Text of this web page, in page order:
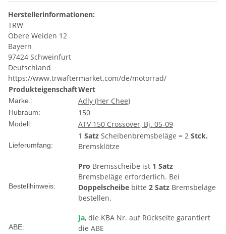
Herstellerinformationen:
TRW
Obere Weiden 12
Bayern
97424 Schweinfurt
Deutschland
https://www.trwaftermarket.com/de/motorrad/
ProdukteigenschaftWert
Marke.: Adly (Her Chee)
Hubraum: 150
Modell: ATV 150 Crossover, Bj. 05-09
Lieferumfang:
1 Satz Scheibenbremsbeläge = 2 Stck.
Bremsklötze
Bestellhinweis:
Pro Bremsscheibe ist 1 Satz
Bremsbeläge erforderlich. Bei
Doppelscheibe bitte 2 Satz Bremsbeläge
bestellen.
ABE:
Ja, die KBA Nr. auf Rückseite garantiert
die ABE